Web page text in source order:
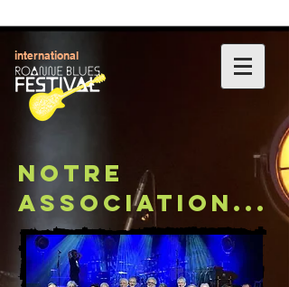
international
NOTRE
ASSOCIATION...